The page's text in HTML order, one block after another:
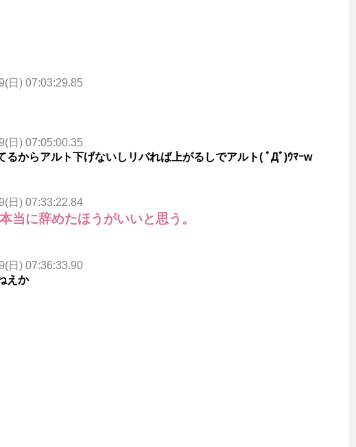
日) 07:03:29.85
日) 07:05:00.35
るからアルト下げないしリバれば上がるしでアルト( ﾟДﾟ)ｳﾏｰw
日) 07:33:22.84
当に辞めたほうがいいと思う。
日) 07:36:33.90
えか